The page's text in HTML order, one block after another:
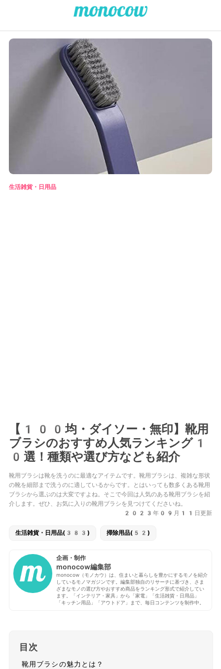
生活雑貨・日用品
【100均・ダイソー・無印】靴用
ブラシのおすすめ人気ランキング1
0選！種類や選び方なども紹介
靴用ブラシは靴を洗うのに最適なアイテムです。靴用ブラシは、複雑な形状
の靴を細部まで洗うのに適しているからです。とはいっても数多くある靴用
ブラシから選ぶのは大変ですよね。そこで今回は人気のある靴用ブラシを紹
介します。ぜひ、お気に入りの靴用ブラシを見つけてくださいね。
2023年09月11日更新
生活雑貨・日用品(383) 掃除用品(52)
企画・制作
monocow編集部
monocow（モノカウ）は、住まいと暮らしを豊かにするモノを紹介
しているモノマガジンです。編集部独自のリサーチに基づき、さま
ざまなモノの選び方やおすすめ商品をランキング形式で紹介してい
ます。「インテリア・家具」から「家電」「生活雑貨・日用品」
「キッチン用品」「アウトドア」まで、毎日コンテンツを制作中。
目次
靴用ブラシの魅力とは？